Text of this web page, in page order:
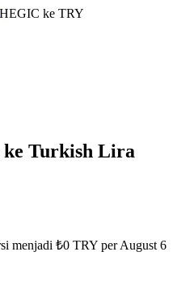
USDT sebagai jaminannya
HEGIC ke TRY
ke Turkish Lira
menjadi ₺0 TRY per August 6